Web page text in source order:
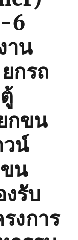
6
าน
กรถ
กขน
น์
น
งรับ
งการ